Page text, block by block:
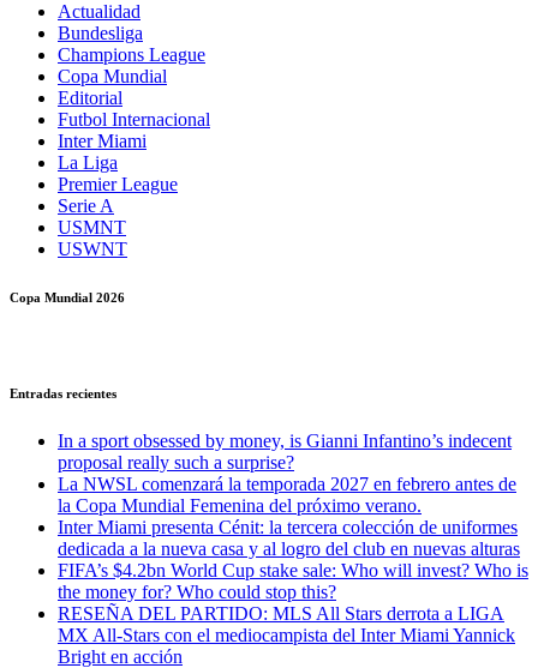
Actualidad
Bundesliga
Champions League
Copa Mundial
Editorial
Futbol Internacional
Inter Miami
La Liga
Premier League
Serie A
USMNT
USWNT
Copa Mundial 2026
Entradas recientes
In a sport obsessed by money, is Gianni Infantino’s indecent
proposal really such a surprise?
La NWSL comenzará la temporada 2027 en febrero antes de
la Copa Mundial Femenina del próximo verano.
Inter Miami presenta Cénit: la tercera colección de uniformes
dedicada a la nueva casa y al logro del club en nuevas alturas
FIFA’s $4.2bn World Cup stake sale: Who will invest? Who is
the money for? Who could stop this?
RESEÑA DEL PARTIDO: MLS All Stars derrota a LIGA
MX All-Stars con el mediocampista del Inter Miami Yannick
Bright en acción